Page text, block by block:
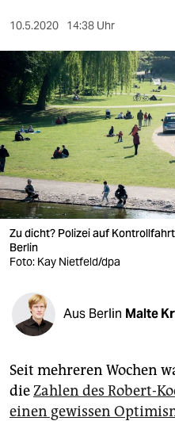
sport
berlin
nord
wahrheit
verlag
verlag
veranstaltungen
fragen & hilfe
abo
genossenschaft
10.5.2020 14:38 Uhr
Zu dicht? Polizei auf
Berlin
Foto: Kay Nietfeld/dpa
Aus Berlin Malte
Seit mehreren Wochen
dieZahlen des Robert-
einen gewissen